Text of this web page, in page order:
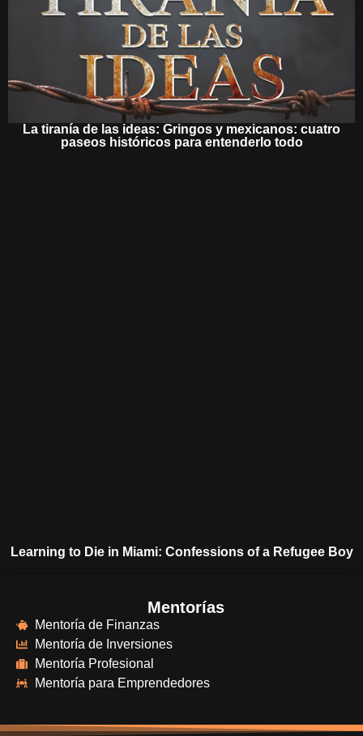
La tiranía de las ideas: Gringos y mexicanos: cuatro
paseos históricos para entenderlo todo
Learning to Die in Miami: Confessions of a Refugee Boy
Mentorías
Mentoría de Finanzas
Mentoría de Inversiones
Mentoría Profesional
Mentoría para Emprendedores